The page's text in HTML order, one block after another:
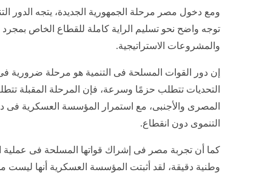
ومع دخول مصر مرحلة الجمهورية الجديدة، يتجه الدور
توجه واضح نحو تسليم الراية كاملة للقطاع الخاص بمجرد
والمشروعات الاستراتيجية.
إن دور القوات المسلحة فى التنمية هو مرحلة ضرورية فى
التحديات تتطلب حزمًا وسرعة، فإن المرحلة المقبلة
المصرى والأجنبى، مع استمرار المؤسسة العسكرية فى
التنموى دون انقطاع.
كما أن تجربة مصر فى إشراك قواتها المسلحة فى عملية
وطنية دقيقة، لقد أثبتت المؤسسة العسكرية أنها ليست